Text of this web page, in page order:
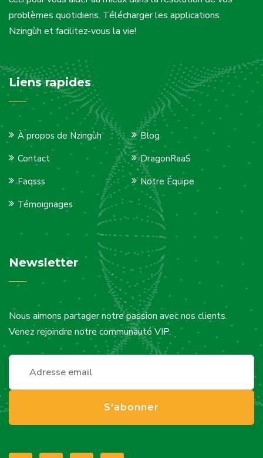
problèmes quotidiens. Télécharger les applications
Nzingùh et facilitez-vous la vie!
Liens rapides
À propos de Nzingùh
Blog
Contact
DragonRaaS
Faqsss
Notre Équipe
Témoignages
Newsletter
Nous aimons partager notre passion avec nos clients.
Venez rejoindre notre communauté VIP.
S'abonner